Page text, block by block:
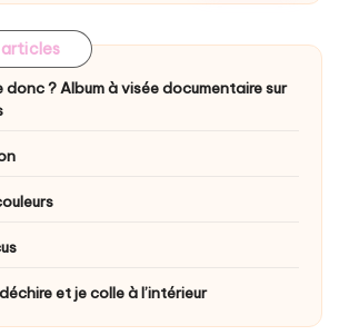
articles
donc ? Album à visée documentaire sur
et je colle à l’intérieur